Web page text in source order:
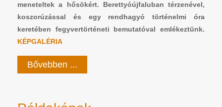
meneteltek a hősökért. Berettyóújfaluban térzenével,
koszorúzással és egy rendhagyó történelmi óra
keretében fegyvertörténeti bemutatóval emlékeztünk.
KÉPGALÉRIA
Bővebben ...